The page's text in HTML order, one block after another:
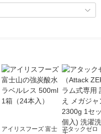
アイリスフーズ 富士
アタックゼロ